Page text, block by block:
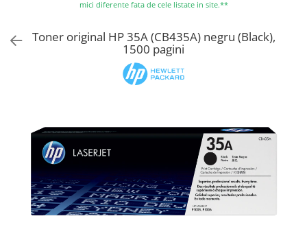
Scanere
Piese schimb
Plottere
Consumabile imprimanta
Tonere
Drum unit
mici diferente fata de cele listate in site.**
Toner original HP 35A (CB435A) negru (Black),
1500 pagini